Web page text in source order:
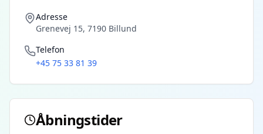
Adresse
Grenevej 15, 7190 Billund
Telefon
+45 75 33 81 39
Åbningstider